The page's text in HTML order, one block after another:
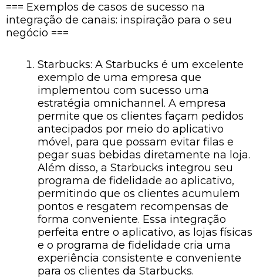
=== Exemplos de casos de sucesso na
integração de canais: inspiração para o seu
negócio ===
Starbucks: A Starbucks é um excelente
exemplo de uma empresa que
implementou com sucesso uma
estratégia omnichannel. A empresa
permite que os clientes façam pedidos
antecipados por meio do aplicativo
móvel, para que possam evitar filas e
pegar suas bebidas diretamente na loja.
Além disso, a Starbucks integrou seu
programa de fidelidade ao aplicativo,
permitindo que os clientes acumulem
pontos e resgatem recompensas de
forma conveniente. Essa integração
perfeita entre o aplicativo, as lojas físicas
e o programa de fidelidade cria uma
experiência consistente e conveniente
para os clientes da Starbucks.